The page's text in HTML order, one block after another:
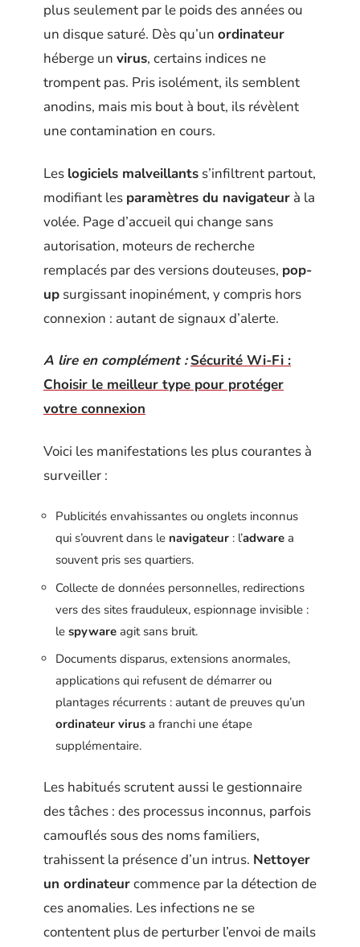
plus seulement par le poids des années ou
un disque saturé. Dès qu’un ordinateur
héberge un virus, certains indices ne
trompent pas. Pris isolément, ils semblent
anodins, mais mis bout à bout, ils révèlent
une contamination en cours.
Les logiciels malveillants s’infiltrent partout,
modifiant les paramètres du navigateur à la
volée. Page d’accueil qui change sans
autorisation, moteurs de recherche
remplacés par des versions douteuses, pop-
up surgissant inopinément, y compris hors
connexion : autant de signaux d’alerte.
A lire en complément : Sécurité Wi-Fi :
Choisir le meilleur type pour protéger
votre connexion
Voici les manifestations les plus courantes à
surveiller :
Publicités envahissantes ou onglets inconnus
qui s’ouvrent dans le navigateur : l’adware a
souvent pris ses quartiers.
Collecte de données personnelles, redirections
vers des sites frauduleux, espionnage invisible :
le spyware agit sans bruit.
Documents disparus, extensions anormales,
applications qui refusent de démarrer ou
plantages récurrents : autant de preuves qu’un
ordinateur virus a franchi une étape
supplémentaire.
Les habitués scrutent aussi le gestionnaire
des tâches : des processus inconnus, parfois
camouflés sous des noms familiers,
trahissent la présence d’un intrus. Nettoyer
un ordinateurcommence par la détection de
ces anomalies. Les infections ne se
contentent plus de perturber l’envoi de mails